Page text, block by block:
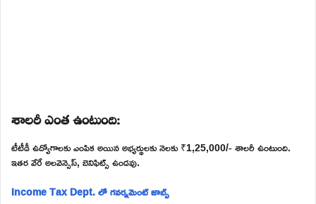
శాలరీ ఎంత ఉంటుంది:
టీటీడీ ఉద్యోగాలకు ఎంపిక అయిన అభ్యర్థులకు నెలకు ₹1,25,000/- శాలరీ ఉంటుంది.
ఇతర వేరే అలవెన్సెస్, బెనిఫిట్స్ ఉండవు.
Income Tax Dept. లో గవర్నమెంట్ జాబ్స్